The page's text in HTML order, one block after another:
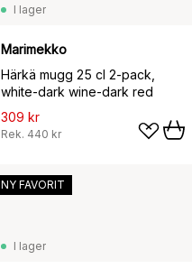
I lager
Marimekko
Härkä mugg 25 cl 2-pack,
white-dark wine-dark red
309 kr
Rek. 440 kr
I lager
NY FAVORIT